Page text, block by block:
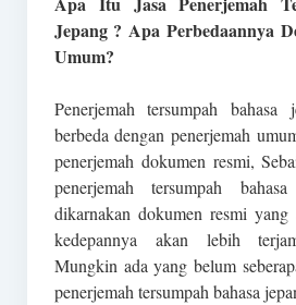
Jepang ? Apa Perbedaannya
Umum?
Penerjemah tersumpah bahasa
berbeda dengan penerjemah
penerjemah dokumen resmi,
penerjemah tersumpah
dikarnakan dokumen resmi yang
kedepannya akan lebih
Mungkin ada yang belum
penerjemah tersumpah bahasa